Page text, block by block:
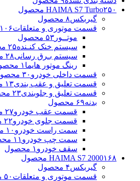
HAIMA S7 Turbo۲۵۰ محصول
گیربکس۸ محصول
قسمت موتوری و متعلقات۱۰۶ محصول
موتــور ۵۳ محصول
سیستم خنک کنـنده۲۵ محصول
سیستم بـرق رسانی۲۸ محصول
رینگ موتور هایما ۱ محصول
قسمت داخلی خودرو ۳۰ محصول
قسمت تعلیق و عقب بندی۱۳ محصول
قسمت تعلیق و جلوبندی۲۳ محصول
بدنه۶۹ محصول
قسمت عقب خودرو۲۷ محصول
قسمت جلوی خودرو۲۲ محصول
سمت راست خودرو ۱۰ محصول
سمت چپ خودرو ۱۱ محصول
سقف خودرو ۱ محصول
HAIMA S7 2000۱۶۸ محصول
گیربکس۴ محصول
قسمت موتوری و متعلقات ۵۰ محصول